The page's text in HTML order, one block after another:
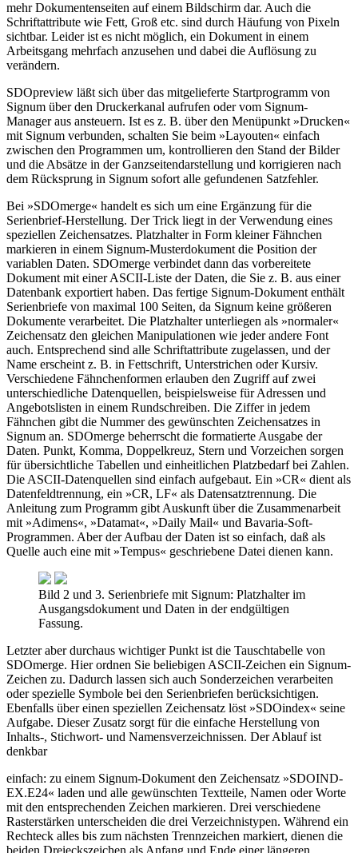
mehr Dokumentenseiten auf einem Bildschirm dar. Auch die
Schriftattribute wie Fett, Groß etc. sind durch Häufung von Pixeln
sichtbar. Leider ist es nicht möglich, ein Dokument in einem
Arbeitsgang mehrfach anzusehen und dabei die Auflösung zu
verändern.
SDOpreview läßt sich über das mitgelieferte Startprogramm von
Signum über den Druckerkanal aufrufen oder vom Signum-
Manager aus ansteuern. Ist es z. B. über den Menüpunkt »Drucken«
mit Signum verbunden, schalten Sie beim »Layouten« einfach
zwischen den Programmen um, kontrollieren den Stand der Bilder
und die Absätze in der Ganzseitendarstellung und korrigieren nach
dem Rücksprung in Signum sofort alle gefundenen Satzfehler.
Bei »SDOmerge« handelt es sich um eine Ergänzung für die
Serienbrief-Herstellung. Der Trick liegt in der Verwendung eines
speziellen Zeichensatzes. Platzhalter in Form kleiner Fähnchen
markieren in einem Signum-Musterdokument die Position der
variablen Daten. SDOmerge verbindet dann das vorbereitete
Dokument mit einer ASCII-Liste der Daten, die Sie z. B. aus einer
Datenbank exportiert haben. Das fertige Signum-Dokument enthält
Serienbriefe von maximal 100 Seiten, da Signum keine größeren
Dokumente verarbeitet. Die Platzhalter unterliegen als »normaler«
Zeichensatz den gleichen Manipulationen wie jeder andere Font
auch. Entsprechend sind alle Schriftattribute zugelassen, und der
Name erscheint z. B. in Fettschrift, Unterstrichen oder Kursiv.
Verschiedene Fähnchenformen erlauben den Zugriff auf zwei
unterschiedliche Datenquellen, beispielsweise für Adressen und
Angebotslisten in einem Rundschreiben. Die Ziffer in jedem
Fähnchen gibt die Nummer des gewünschten Zeichensatzes in
Signum an. SDOmerge beherrscht die formatierte Ausgabe der
Daten. Punkt, Komma, Doppelkreuz, Stern und Vorzeichen sorgen
für übersichtliche Tabellen und einheitlichen Platzbedarf bei Zahlen.
Die ASCII-Datenquellen sind einfach aufgebaut. Ein »CR« dient als
Datenfeldtrennung, ein »CR, LF« als Datensatztrennung. Die
Anleitung zum Programm gibt Auskunft über die Zusammenarbeit
mit »Adimens«, »Datamat«, »Daily Mail« und Bavaria-Soft-
Programmen. Aber der Aufbau der Daten ist so einfach, daß als
Quelle auch eine mit »Tempus« geschriebene Datei dienen kann.
Bild 2 und 3. Serienbriefe mit Signum: Platzhalter im
Ausgangsdokument und Daten in der endgültigen
Fassung.
Letzter aber durchaus wichtiger Punkt ist die Tauschtabelle von
SDOmerge. Hier ordnen Sie beliebigen ASCII-Zeichen ein Signum-
Zeichen zu. Dadurch lassen sich auch Sonderzeichen verarbeiten
oder spezielle Symbole bei den Serienbriefen berücksichtigen.
Ebenfalls über einen speziellen Zeichensatz löst »SDOindex« seine
Aufgabe. Dieser Zusatz sorgt für die einfache Herstellung von
Inhalts-, Stichwort- und Namensverzeichnissen. Der Ablauf ist
denkbar
einfach: zu einem Signum-Dokument den Zeichensatz »SDOIND-
EX.E24« laden und alle gewünschten Textteile, Namen oder Worte
mit den entsprechenden Zeichen markieren. Drei verschiedene
Rasterstärken unterscheiden die drei Verzeichnistypen. Während ein
Rechteck alles bis zum nächsten Trennzeichen markiert, dienen die
beiden Dreieckszeichen als Anfang und Ende einer längeren